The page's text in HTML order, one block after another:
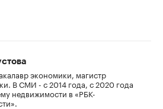
экономики, магистр
В СМИ - с 2014 года, с 2020 года
недвижимости в «РБК-